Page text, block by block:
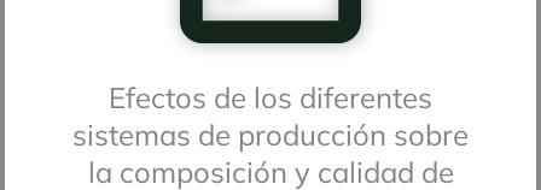
Efectos de los diferentes
sistemas de producción sobre
la composición y calidad de